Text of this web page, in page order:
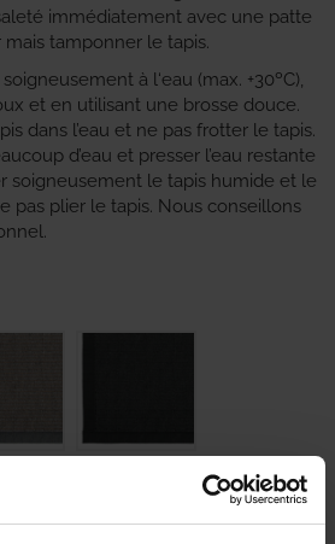
immédiatement avec une patte
tamponner le tapis.
à l‘eau (max. +30ºC),
et en utilisant une brosse douce.
dans l’eau et ne pas frotter le tapis.
d’eau et presser l’eau restante
soigneusement le tapis humide et le
pas plier le tapis. Nous conseillons